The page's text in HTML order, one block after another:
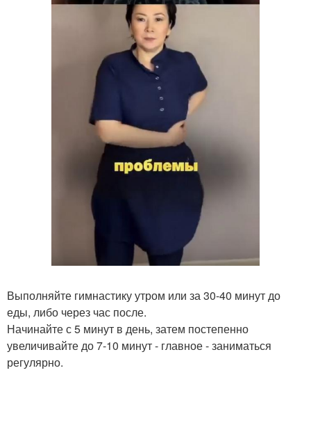
Выполняйте гимнастику утром или за 30-40 минут до
еды, либо через час после.
Начинайте с 5 минут в день, затем постепенно
увеличивайте до 7-10 минут - главное - заниматься
регулярно.